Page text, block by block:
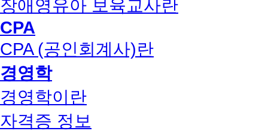
장애영유아 보육교사란
CPA
CPA (공인회계사)란
경영학
경영학이란
자격증 정보